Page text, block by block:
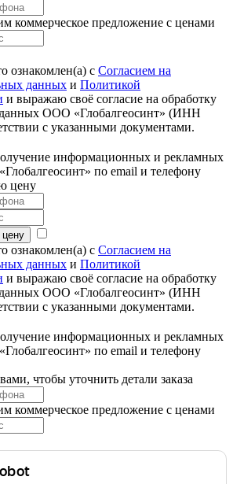
коммерческое предложение с ценами
ознакомлен(а) с Согласием на
данных и Политикой
и выражаю своё согласие на обработку
ООО «Глобалгеосинт» (ИНН
с указанными документами.
информационных и рекламных
по email и телефону
цену
ознакомлен(а) с Согласием на
данных и Политикой
и выражаю своё согласие на обработку
ООО «Глобалгеосинт» (ИНН
с указанными документами.
информационных и рекламных
по email и телефону
чтобы уточнить детали заказа
коммерческое предложение с ценами